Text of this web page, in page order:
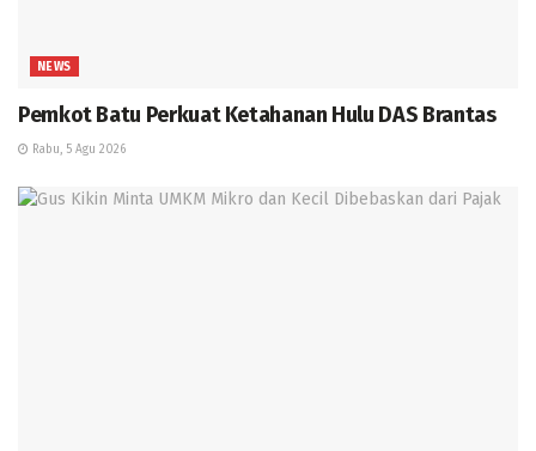
NEWS
Pemkot Batu Perkuat Ketahanan Hulu DAS Brantas
Rabu, 5 Agu 2026